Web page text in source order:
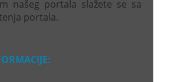
našeg portala slažete se sa
portala.